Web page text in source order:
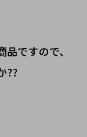
ですので、
??